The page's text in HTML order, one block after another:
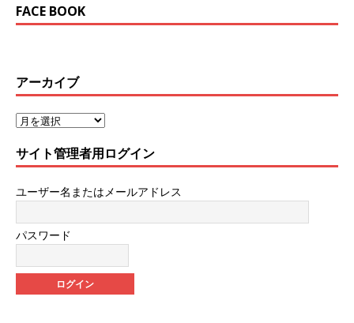
FACE BOOK
アーカイブ
サイト管理者用ログイン
ユーザー名またはメールアドレス
パスワード